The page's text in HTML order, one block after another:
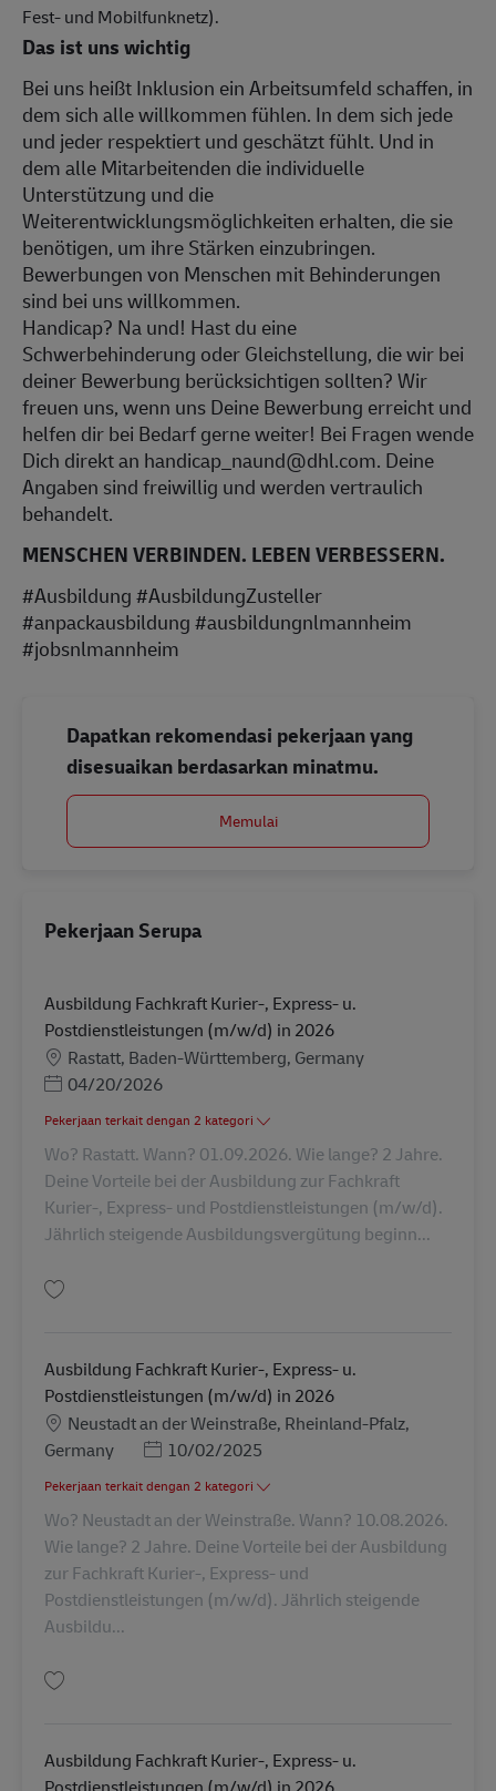
Fest- und Mobilfunknetz).
Das ist uns wichtig
Bei uns heißt Inklusion ein Arbeitsumfeld schaffen, in
dem sich alle willkommen fühlen. In dem sich jede
und jeder respektiert und geschätzt fühlt. Und in
dem alle Mitarbeitenden die individuelle
Unterstützung und die
Weiterentwicklungsmöglichkeiten erhalten, die sie
benötigen, um ihre Stärken einzubringen.
Bewerbungen von Menschen mit Behinderungen
sind bei uns willkommen.
Handicap? Na und! Hast du eine
Schwerbehinderung oder Gleichstellung, die wir bei
deiner Bewerbung berücksichtigen sollten? Wir
freuen uns, wenn uns Deine Bewerbung erreicht und
helfen dir bei Bedarf gerne weiter! Bei Fragen wende
Dich direkt an handicap_naund@dhl.com. Deine
Angaben sind freiwillig und werden vertraulich
behandelt.
MENSCHEN VERBINDEN. LEBEN VERBESSERN.
#Ausbildung #AusbildungZusteller
#anpackausbildung #ausbildungnlmannheim
#jobsnlmannheim
Dapatkan rekomendasi pekerjaan yang
disesuaikan berdasarkan minatmu.
Memulai
Pekerjaan Serupa
Ausbildung Fachkraft Kurier-, Express- u.
Postdienstleistungen (m/w/d) in 2026
LokasiRastatt, Baden-Württemberg, Germany
Posted Date
04/20/2026
Pekerjaan terkait dengan 2 kategori
Wo? Rastatt. Wann? 01.09.2026. Wie lange? 2 Jahre.
Deine Vorteile bei der Ausbildung zur Fachkraft
Kurier-, Express- und Postdienstleistungen (m/w/d).
Jährlich steigende Ausbildungsvergütung beginn...
Ausbildung Fachkraft Kurier-, Express- u.
Postdienstleistungen (m/w/d) in 2026
LokasiNeustadt an der Weinstraße, Rheinland-Pfalz,
Germany
Posted Date
10/02/2025
Pekerjaan terkait dengan 2 kategori
Wo? Neustadt an der Weinstraße. Wann? 10.08.2026.
Wie lange? 2 Jahre. Deine Vorteile bei der Ausbildung
zur Fachkraft Kurier-, Express- und
Postdienstleistungen (m/w/d). Jährlich steigende
Ausbildu...
Ausbildung Fachkraft Kurier-, Express- u.